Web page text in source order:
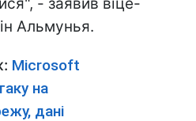
Альмунья.
Microsoft
на
дані